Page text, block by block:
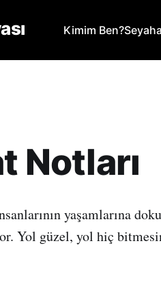
Kimim Ben?
Notları
yaşamlarına
Yol güzel, yol hiç